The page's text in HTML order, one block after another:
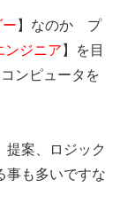
】なのか プ
ンジニア 】を目
コンピュータを
提案、ロジック
事も多いですな